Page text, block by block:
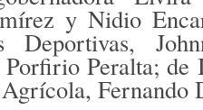
y Nidio
Deportivas,
Peralta; de
Fernando